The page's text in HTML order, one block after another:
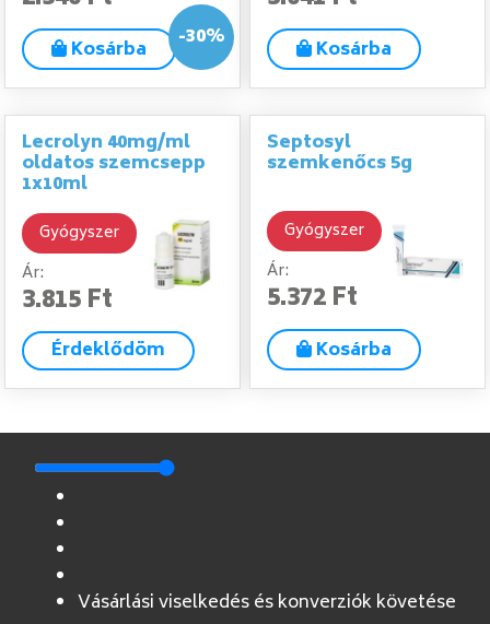
Kosárba -30% Kosárba
Lecrolyn 40mg/ml
oldatos szemcsepp
1x10ml
Gyógyszer
Ár:
3.815 Ft
Érdeklődöm
Septosyl
szemkenőcs 5g
Gyógyszer
Ár:
5.372 Ft
Kosárba
Vásárlási viselkedés és konverziók követése